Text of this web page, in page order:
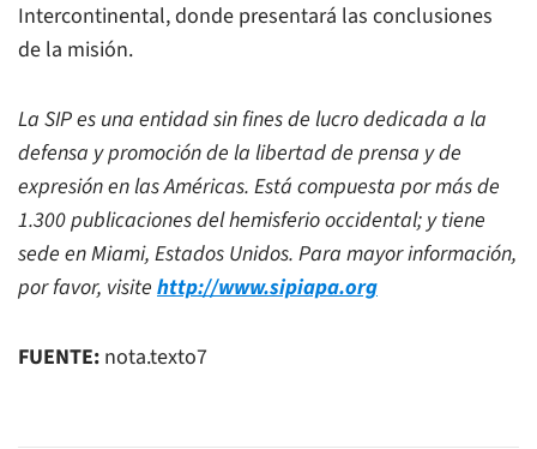
Intercontinental, donde presentará las conclusiones
de la misión.
La SIP es una entidad sin fines de lucro dedicada a la
defensa y promoción de la libertad de prensa y de
expresión en las Américas. Está compuesta por más de
1.300 publicaciones del hemisferio occidental; y tiene
sede en Miami, Estados Unidos. Para mayor información,
por favor, visite http://www.sipiapa.org
FUENTE: nota.texto7